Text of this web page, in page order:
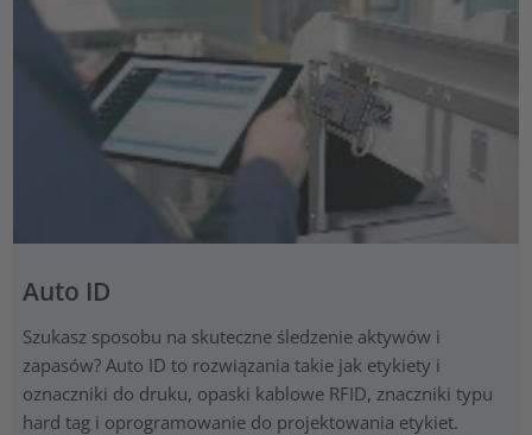
Auto ID
Szukasz sposobu na skuteczne śledzenie aktywów i
zapasów? Auto ID to rozwiązania takie jak etykiety i
oznaczniki do druku, opaski kablowe RFID, znaczniki typu
hard tag i oprogramowanie do projektowania etykiet.